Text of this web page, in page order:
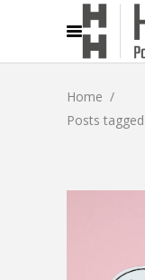
Home /
Posts